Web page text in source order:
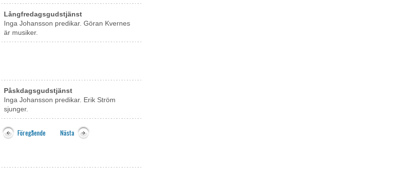
Långfredagsgudstjänst
Inga Johansson predikar. Göran Kvernes
är musiker.
Påskdagsgudstjänst
Inga Johansson predikar. Erik Ström
sjunger.
Föregående Nästa